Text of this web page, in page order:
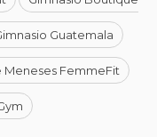
Guatemala
Meneses FemmeFit